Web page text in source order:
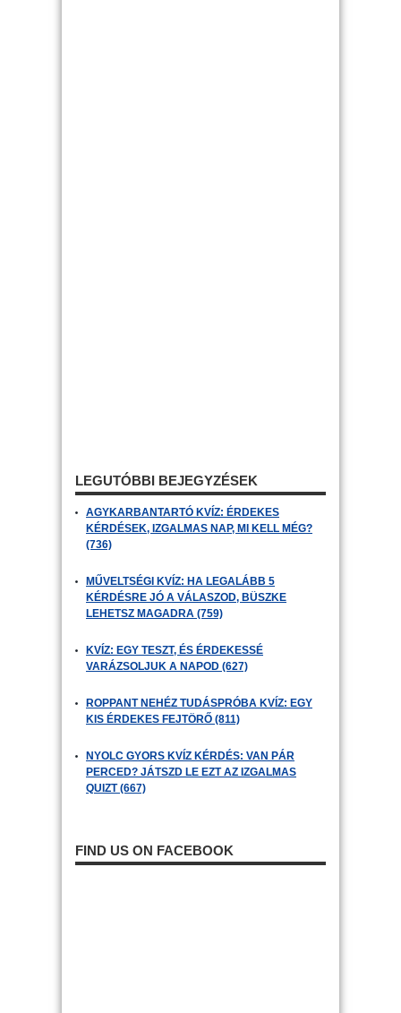
LEGUTÓBBI BEJEGYZÉSEK
AGYKARBANTARTÓ KVÍZ: ÉRDEKES
KÉRDÉSEK, IZGALMAS NAP, MI KELL MÉG?
(736)
MŰVELTSÉGI KVÍZ: HA LEGALÁBB 5
KÉRDÉSRE JÓ A VÁLASZOD, BÜSZKE
LEHETSZ MAGADRA (759)
KVÍZ: EGY TESZT, ÉS ÉRDEKESSÉ
VARÁZSOLJUK A NAPOD (627)
ROPPANT NEHÉZ TUDÁSPRÓBA KVÍZ: EGY
KIS ÉRDEKES FEJTÖRŐ (811)
NYOLC GYORS KVÍZ KÉRDÉS: VAN PÁR
PERCED? JÁTSZD LE EZT AZ IZGALMAS
QUIZT (667)
FIND US ON FACEBOOK